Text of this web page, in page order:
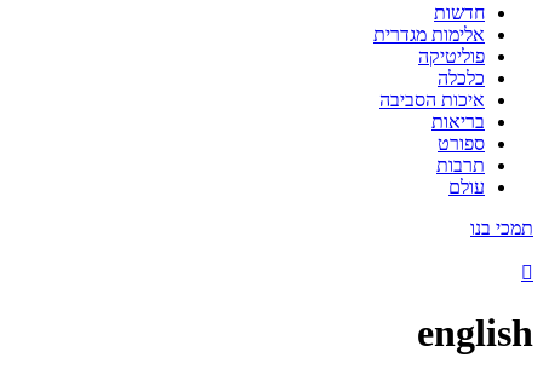
חדשות
אלימות מגדרית
פוליטיקה
כלכלה
איכות הסביבה
בריאות
ספורט
תרבות
עולם
תמכי בנו
english